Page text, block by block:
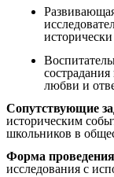
любви и
Сопутствующие
историческим
школьников в
Форма
исследования с